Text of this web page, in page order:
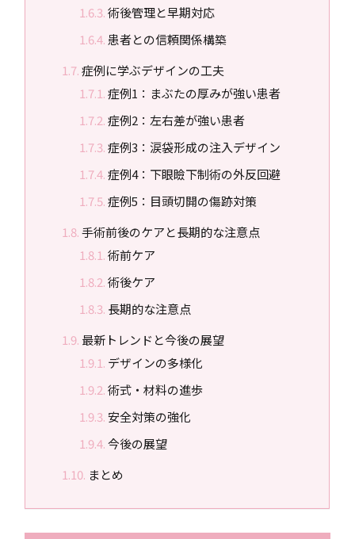
術後管理と早期対応
患者との信頼関係構築
症例に学ぶデザインの工夫
症例1：まぶたの厚みが強い患者
症例2：左右差が強い患者
症例3：涙袋形成の注入デザイン
症例4：下眼瞼下制術の外反回避
症例5：目頭切開の傷跡対策
手術前後のケアと長期的な注意点
術前ケア
術後ケア
長期的な注意点
最新トレンドと今後の展望
デザインの多様化
術式・材料の進歩
安全対策の強化
今後の展望
まとめ